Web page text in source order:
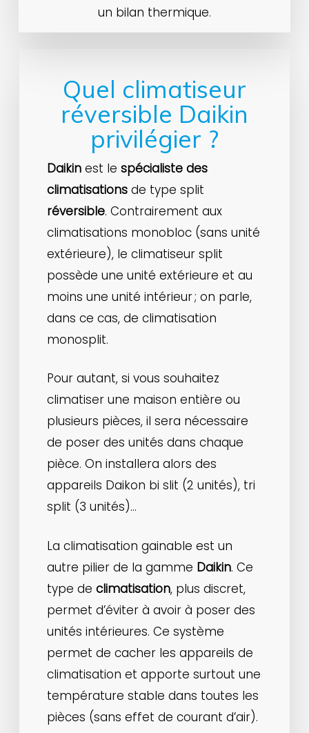
un bilan thermique.
Quel climatiseur
réversible Daikin
privilégier ?
Daikin est lespécialiste des
climatisations de type split
réversible. Contrairement aux
climatisations monobloc (sans unité
extérieure), le climatiseur split
possède une unité extérieure et au
moins une unité intérieur ; on parle,
dans ce cas, de climatisation
monosplit.
Pour autant, si vous souhaitez
climatiser une maison entière ou
plusieurs pièces, il sera nécessaire
de poser des unités dans chaque
pièce. On installera alors des
appareils Daikon bi slit (2 unités), tri
split (3 unités)…
La climatisation gainable est un
autre pilier de la gamme Daikin. Ce
type declimatisation, plus discret,
permet d’éviter à avoir à poser des
unités intérieures. Ce système
permet de cacher les appareils de
climatisation et apporte surtout une
température stable dans toutes les
pièces (sans effet de courant d’air).